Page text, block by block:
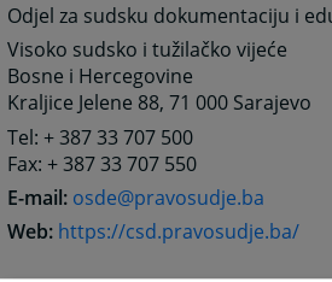
Odjel za sudsku dokumentaciju i
Visoko sudsko i tužilačko vijeće
Bosne i Hercegovine
Kraljice Jelene 88, 71 000 Sarajevo
Tel: + 387 33 707 500
Fax: + 387 33 707 550
E-mail: osde@pravosudje.ba
Web: https://csd.pravosudje.ba/